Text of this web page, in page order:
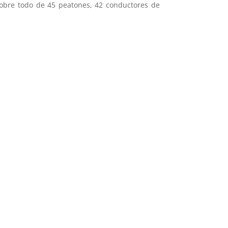
todo de 45 peatones, 42 conductores de